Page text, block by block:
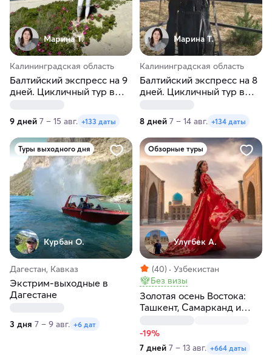
Марина Т.
Калининградская область
Балтийский экспресс на 9
дней. Цикличный тур в
9 дней 7 – 15 авг. +133 даты
Марина Т.
Калининградская область
Балтийский экспресс на 8
дней. Цикличный тур в
8 дней 7 – 14 авг. +134 даты
Туры выходного дня
Курбан О.
Дагестан, Кавказ
Экстрим-выходные в
Дагестане
3 дня 7 – 9 авг. +6 дат
Обзорные туры
Улугбек А.
(40)
Узбекистан
Без визы
Золотая осень Востока:
Ташкент, Самарканд и
-19%
7 дней 7 – 13 авг. +664 даты